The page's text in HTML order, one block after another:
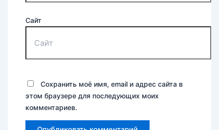
Сайт
Сохранить моё имя, email и адрес сайта в
этом браузере для последующих моих
комментариев.